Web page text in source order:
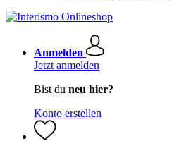
Anmelden
Jetzt anmelden
Bist du neu hier?
Konto erstellen